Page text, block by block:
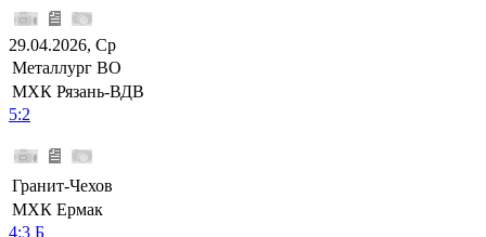
29.04.2026, Ср
Металлург ВО
МХК Рязань-ВДВ
5:2
Гранит-Чехов
МХК Ермак
4:3 Б